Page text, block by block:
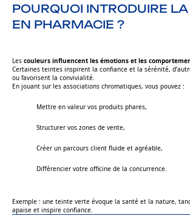
POURQUOI INTRODUIRE
EN PHARMACIE ?
Les couleurs influencent les émotions et les
Certaines teintes inspirent la confiance et la sérénité,
ou favorisent la convivialité.
En jouant sur les associations chromatiques, vous pouvez :
Mettre en valeur vos produits phares,
Structurer vos zones de vente,
Créer un parcours client fluide et agréable,
Différencier votre officine de la concurrence.
Exemple : une teinte verte évoque la santé et la nature,
apaise et inspire confiance.